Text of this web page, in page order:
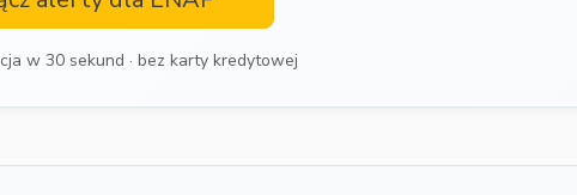
w 30 sekund · bez karty kredytowej